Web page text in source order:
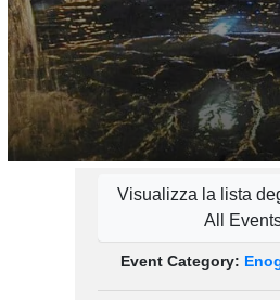
Visualizza la lista
All
Event Category: